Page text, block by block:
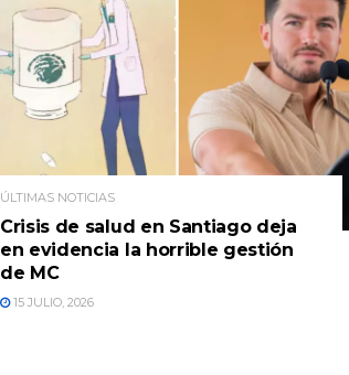
ÚLTIMAS NOTICIAS
Crisis de salud en Santiago deja
en evidencia la horrible gestión
de MC
15 JULIO, 2026